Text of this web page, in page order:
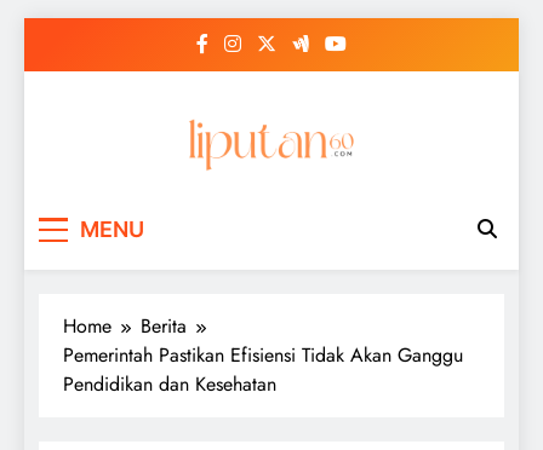
MENU
Home
Berita
Pemerintah Pastikan Efisiensi Tidak Akan Ganggu
Pendidikan dan Kesehatan